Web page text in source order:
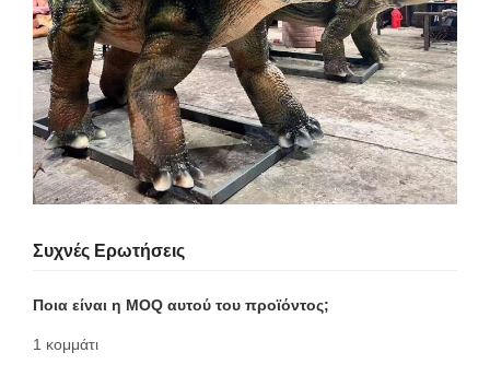
Συχνές Ερωτήσεις
Ποια είναι η MOQ αυτού του προϊόντος;
1 κομμάτι